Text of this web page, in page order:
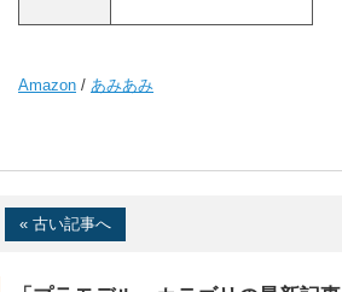
Amazon / あみあみ
« 古い記事へ